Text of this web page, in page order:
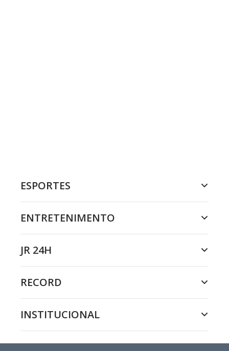
ESPORTES
ENTRETENIMENTO
JR 24H
RECORD
INSTITUCIONAL